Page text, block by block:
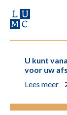
U kunt
voor uw
Lees meer